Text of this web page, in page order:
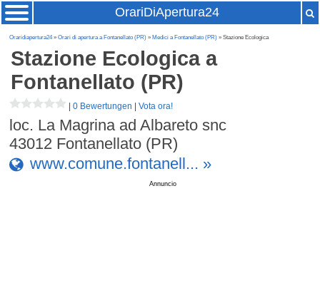
OrariDiApertura24
Oraridiapertura24»Orari di apertura a Fontanellato (PR) » Medici a Fontanellato (PR) » Stazione Ecologica
Stazione Ecologicaa
Fontanellato (PR)
|0 Bewertungen |Vota ora!
loc. La Magrina ad Albareto snc
43012 Fontanellato (PR)
www.comune.fontanell... »
Annuncio